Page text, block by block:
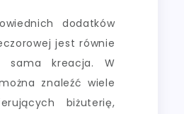
dodatków
jest równie
sama kreacja. W
znaleźć wiele
biżuterię,